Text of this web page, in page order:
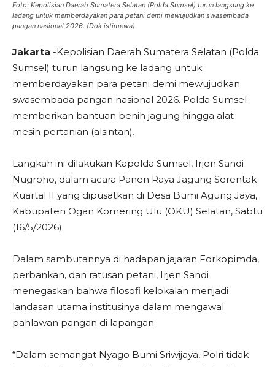
Foto: Kepolisian Daerah Sumatera Selatan (Polda Sumsel) turun langsung ke
ladang untuk memberdayakan para petani demi mewujudkan swasembada
pangan nasional 2026. (Dok istimewa).
Jakarta -Kepolisian Daerah Sumatera Selatan (Polda
Sumsel) turun langsung ke ladang untuk
memberdayakan para petani demi mewujudkan
swasembada pangan nasional 2026. Polda Sumsel
memberikan bantuan benih jagung hingga alat
mesin pertanian (alsintan).
Langkah ini dilakukan Kapolda Sumsel, Irjen Sandi
Nugroho, dalam acara Panen Raya Jagung Serentak
Kuartal II yang dipusatkan di Desa Bumi Agung Jaya,
Kabupaten Ogan Komering Ulu (OKU) Selatan, Sabtu
(16/5/2026).
Dalam sambutannya di hadapan jajaran Forkopimda,
perbankan, dan ratusan petani, Irjen Sandi
menegaskan bahwa filosofi kelokalan menjadi
landasan utama institusinya dalam mengawal
pahlawan pangan di lapangan.
“Dalam semangat Nyago Bumi Sriwijaya, Polri tidak